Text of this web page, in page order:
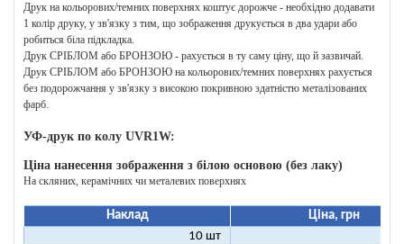
Друк на кольорових/темних поверхнях коштує дорожче - необхідно додавати
1 колір друку, у зв'язку з тим, що зображення друкується в два удари або
робиться біла підкладка.
Друк СРІБЛОМ або БРОНЗОЮ - рахується в ту саму ціну, що й зазвичай.
Друк СРІБЛОМ або БРОНЗОЮ на кольорових/темних поверхнях рахується
без подорожчання у зв'язку з високою покривною здатністю металізованих
фарб.
УФ-друк по колу UVR1W:
Ціна нанесення зображення з білою основою (без лаку)
На скляних, керамічних чи металевих поверхнях
Наклад
Ціна, грн
10 шт